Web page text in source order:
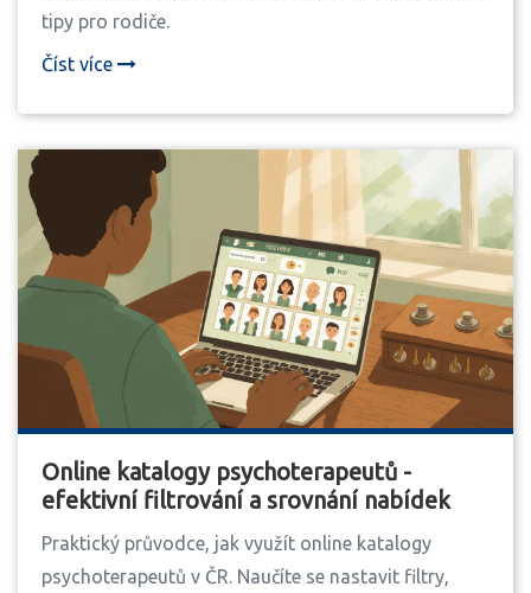
tipy pro rodiče.
Číst více
Online katalogy psychoterapeutů -
efektivní filtrování a srovnání nabídek
Praktický průvodce, jak využít online katalogy
psychoterapeutů v ČR. Naučíte se nastavit filtry,